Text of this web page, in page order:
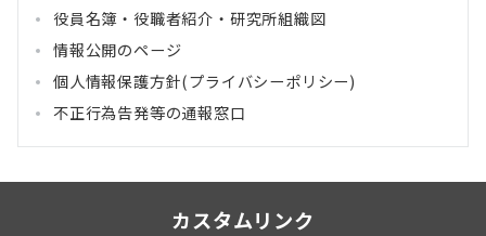
役員名簿・役職者紹介・研究所組織図
情報公開のページ
個人情報保護方針(プライバシーポリシー)
不正行為告発等の通報窓口
カスタムリンク